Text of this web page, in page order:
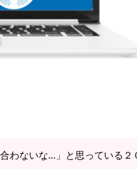
わないな…」と思っている２